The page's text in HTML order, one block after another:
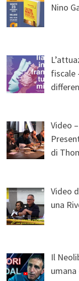
Nino
fiscale
Video
di
Video
una
Il
umana